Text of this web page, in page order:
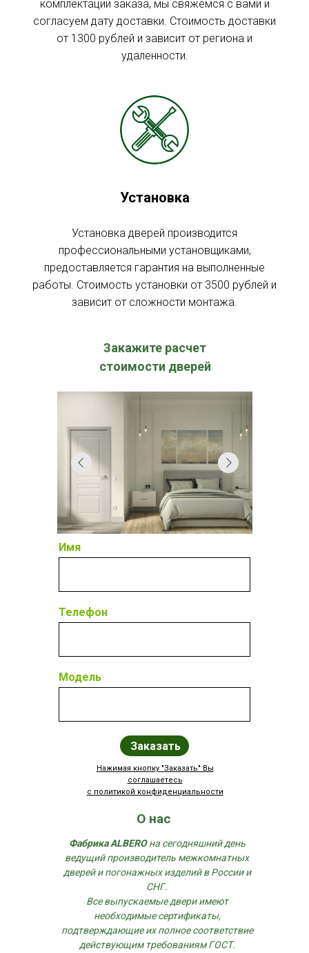
комплектации заказа, мы свяжемся с вами и
согласуем дату доставки. Стоимость доставки
от 1300 рублей и зависит от региона и
удаленности.
Установка
Установка дверей производится
профессиональными установщиками,
предоставляется гарантия на выполненные
работы. Стоимость установки от 3500 рублей и
зависит от сложности монтажа.
Имя
Телефон
Модель
Заказать
Закажите расчет
стоимости дверей
Нажимая кнопку "Заказать" Вы
соглашаетесь
с политикой конфиденциальности
Фабрика ALBEROна сегодняшний день
ведущий производитель межкомнатных
дверей и погонажных изделий в России и
СНГ.
Все выпускаемые двери имеют
необходимые сертификаты,
подтверждающие их полное соответствие
действующим требованиям ГОСТ.
О нас